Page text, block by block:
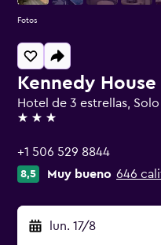
Kennedy House
Hotel de 3 estrellas,
3 estrellas
+1 506 529 8844
8,5 Muy bueno 646
lun. 17/8
Fotos